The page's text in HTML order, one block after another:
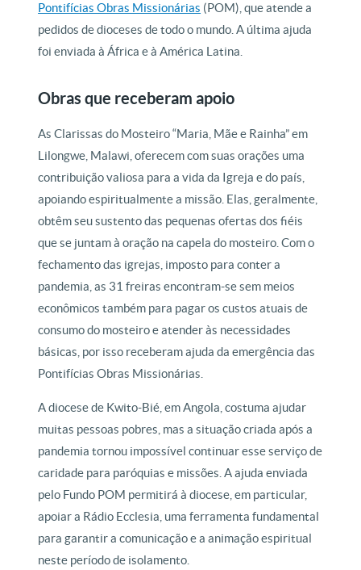
Pontifícias Obras Missionárias (POM), que atende a
pedidos de dioceses de todo o mundo. A última ajuda
foi enviada à África e à América Latina.
Obras que receberam apoio
As Clarissas do Mosteiro “Maria, Mãe e Rainha” em
Lilongwe, Malawi, oferecem com suas orações uma
contribuição valiosa para a vida da Igreja e do país,
apoiando espiritualmente a missão. Elas, geralmente,
obtêm seu sustento das pequenas ofertas dos fiéis
que se juntam à oração na capela do mosteiro. Com o
fechamento das igrejas, imposto para conter a
pandemia, as 31 freiras encontram-se sem meios
econômicos também para pagar os custos atuais de
consumo do mosteiro e atender às necessidades
básicas, por isso receberam ajuda da emergência das
Pontifícias Obras Missionárias.
A diocese de Kwito-Bié, em Angola, costuma ajudar
muitas pessoas pobres, mas a situação criada após a
pandemia tornou impossível continuar esse serviço de
caridade para paróquias e missões. A ajuda enviada
pelo Fundo POM permitirá à diocese, em particular,
apoiar a Rádio Ecclesia, uma ferramenta fundamental
para garantir a comunicação e a animação espiritual
neste período de isolamento.